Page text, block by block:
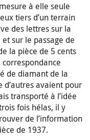
à elle seule
tiers d’un terrain
des lettres sur la
sur le passage de
la pièce de 5 cents
de diamant de la
avaient pour
transporté à l’idée
fois hélas, il y
de l’information
de 1937.